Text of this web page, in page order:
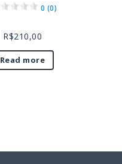
0 (0)
R$210,00
Read more